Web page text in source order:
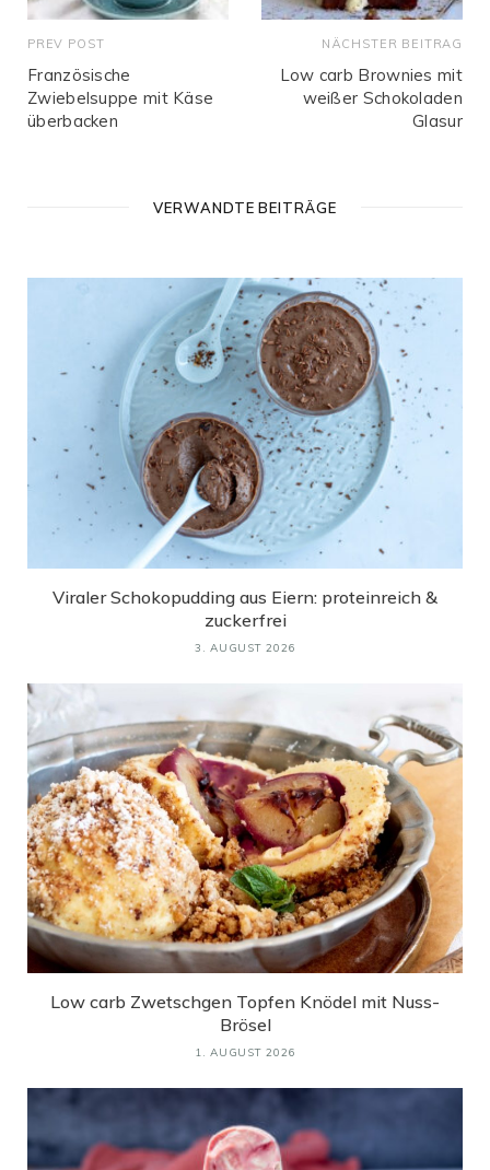
PREV POST
Französische
Zwiebelsuppe mit Käse
überbacken
NÄCHSTER BEITRAG
Low carb Brownies mit
weißer Schokoladen
Glasur
VERWANDTE BEITRÄGE
Viraler Schokopudding aus Eiern: proteinreich &
zuckerfrei
3. AUGUST 2026
Low carb Zwetschgen Topfen Knödel mit Nuss-
Brösel
1. AUGUST 2026